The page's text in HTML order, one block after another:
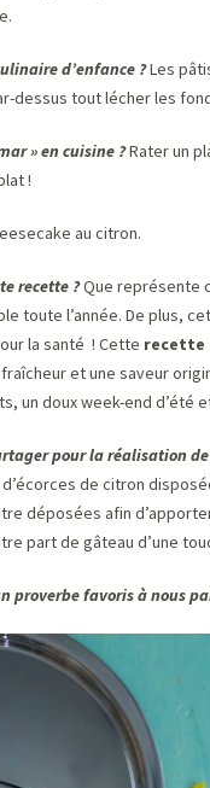
d’enfance ?Les
dessus tout lécher les
» en cuisine ?Rater un
!
au citron.
recette ?Que représente
toute l’année. De plus,
la santé ! Cette recette
et une saveur
un doux week-end d’été
pour la réalisation
d’écorces de citron
déposées afin
part de gâteau d’une
proverbe favoris à nous